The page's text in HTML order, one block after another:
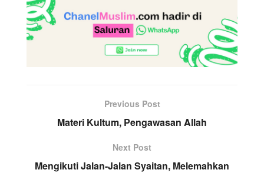
Previous Post
Materi Kultum, Pengawasan Allah
Next Post
Mengikuti Jalan-Jalan Syaitan, Melemahkan